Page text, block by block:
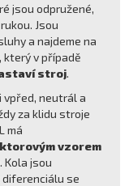
jsou odpružené,
Jsou
a najdeme na
který v případě
stroj.
vpřed, neutrál a
za klidu stroje
má
vzorem
Kola jsou
diferenciálu se